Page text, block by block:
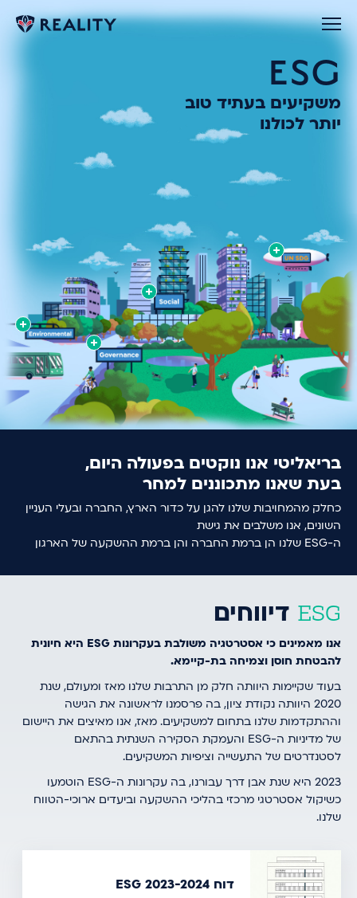
ESG
משקיעים בעתיד טוב
יותר לכולנו
בריאליטי אנו נוקטים בפעולה היום,
בעת שאנו מתכוננים למחר
כחלק מהמחויבות שלנו להגן על כדור הארץ, החברה ובעלי העניין
השונים, אנו משלבים את גישת
ה-ESG שלנו הן ברמת החברה והן ברמת ההשקעה של הארגון
ESG דיווחים
אנו מאמינים כי אסטרטגיה משולבת בעקרונות ESG היא חיונית
להבטחת חוסן וצמיחה בת-קיימא.
בעוד שקיימות היוותה חלק מן התרבות שלנו מאז ומעולם, שנת
2020 היוותה נקודת ציון, בה פרסמנו לראשונה את הגישה
וההתקדמות שלנו בתחום למשקיעים. מאז, אנו מאיצים את היישום
של מדיניות ה-ESG והעמקת הסקירה השנתית בהתאם
לסטנדרטים של התעשייה וציפיות המשקיעים.
2023 היא שנת אבן דרך עבורנו, בה עקרונות ה-ESG הוטמעו
כשיקול אסטרטגי מרכזי בהליכי ההשקעה וביעדים ארוכי-הטווח
שלנו.
דוח ESG 2023-2024